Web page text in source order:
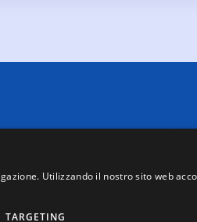
tecniche, Price Ninja non è
ad eccezione dei veicoli nuovi
al Programma Partner di
su questa pagina.
Utilizzando il nostro sito web
TARGETING